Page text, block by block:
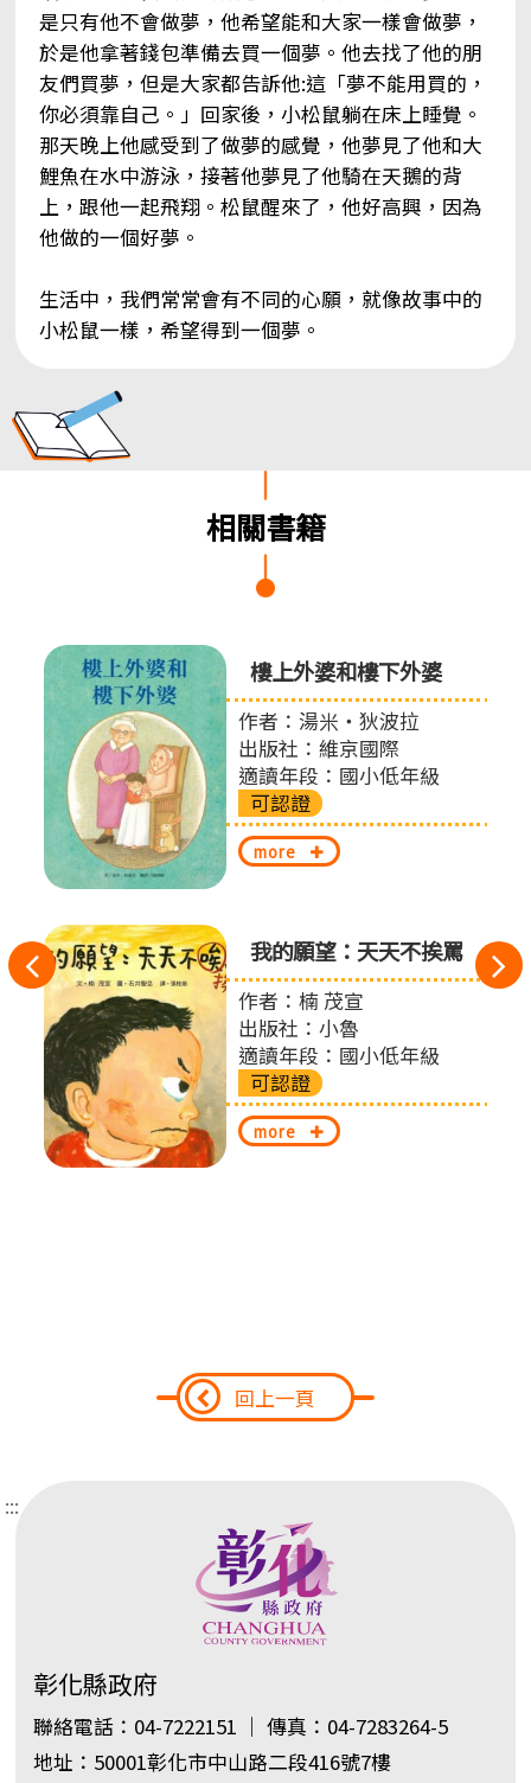
是只有他不會做夢，他希望能和大家一樣會做夢，
於是他拿著錢包準備去買一個夢。他去找了他的朋
友們買夢，但是大家都告訴他:這「夢不能用買的，
你必須靠自己。」回家後，小松鼠躺在床上睡覺。
那天晚上他感受到了做夢的感覺，他夢見了他和大
鯉魚在水中游泳，接著他夢見了他騎在天鵝的背
上，跟他一起飛翔。松鼠醒來了，他好高興，因為
他做的一個好夢。
生活中，我們常常會有不同的心願，就像故事中的
小松鼠一樣，希望得到一個夢。
相關書籍
往
左
切
換
樓上外婆和樓下外婆
作者：湯米‧狄波拉
出版社：維京國際
適讀年段：國小低年級
可認證
more
我的願望：天天不挨罵
作者：楠 茂宣
出版社：小魯
適讀年段：國小低年級
可認證
more
回上一頁
:::
彰化縣政府
聯絡電話：04-7222151 ｜ 傳真：04-7283264-5
地址：50001彰化市中山路二段416號7樓